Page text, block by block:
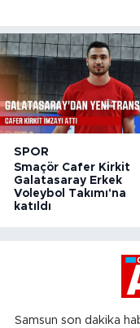
SPOR
Smaçör Cafer Kirkit
Galatasaray Erkek
Voleybol Takımı'na
katıldı
Samsun son dakika